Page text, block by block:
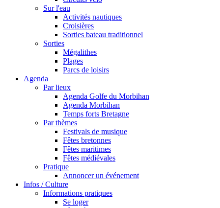
Sur l'eau
Activités nautiques
Croisières
Sorties bateau traditionnel
Sorties
Mégalithes
Plages
Parcs de loisirs
Agenda
Par lieux
Agenda Golfe du Morbihan
Agenda Morbihan
Temps forts Bretagne
Par thèmes
Festivals de musique
Fêtes bretonnes
Fêtes maritimes
Fêtes médiévales
Pratique
Annoncer un événement
Infos / Culture
Informations pratiques
Se loger